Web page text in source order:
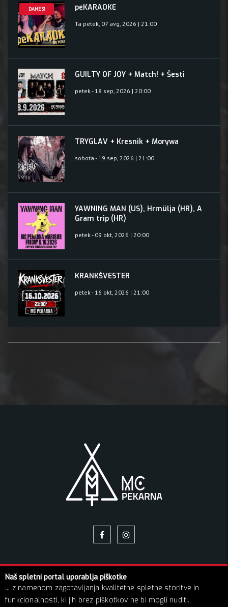
DANES! peKARAOKE
Ta petek, 07 avg, 2026 | 21:00
GUILTY OF JOY + Match! + Šesti
petek - 18 sep, 2026 | 20:00
TRYGLAV + Kresnik + Morywa
sobota - 19 sep, 2026 | 21:00
YAWNING MAN (US), Hrmülja (HR), A
Gram trip (HR)
petek - 09 okt, 2026 | 20:00
KRANKŠVESTER
petek - 16 okt, 2026 | 21:00
© 2026 Pekarna | Vse pravice pridržane!
O NAS
NAPOVEDNIK GALERIJA SLIK BLOG
KONTAKT
Naš spletni portal uporablja piškotke
... z namenom zagotavljanja kvalitetne spletne storitve in
funkcionalnosti, ki jih brez piškotkov ne bi mogli nuditi.